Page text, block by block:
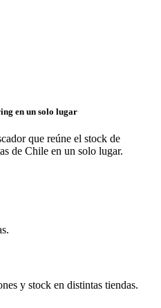
en un solo lugar
que reúne el stock de
de Chile en un solo lugar.
y stock en distintas tiendas.